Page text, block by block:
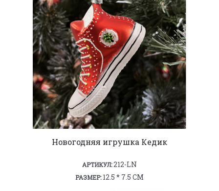
Новогодняя игрушка Кедик
АРТИКУЛ:212-LN
РАЗМЕР:12.5 * 7.5 СМ